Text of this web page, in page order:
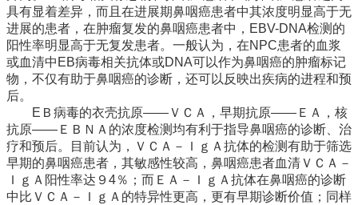
具有显着差异，而且在进展期鼻咽癌患者中其浓度明显高于无
进展的患者，在肿瘤复发的鼻咽癌患者中，EBV-DNA检测的
阳性率明显高于无复发患者。一般认为，在NPC患者的血浆
或血清中EB病毒相关抗体或DNA可以作为鼻咽癌的肿瘤标记
物，不仅有助于鼻咽癌的诊断，还可以反映出疾病的进程和预
后。
EＢ病毒的衣壳抗原――ＶＣＡ，早期抗原――ＥＡ，核
抗原――ＥＢＮＡ的浓度检测均有利于指导鼻咽癌的诊断、治
疗和预后。目前认为，ＶＣＡ－ＩｇＡ抗体的检测有助于筛选
早期的鼻咽癌患者，其敏感性较高，鼻咽癌患者血清ＶＣＡ－
ＩｇＡ阳性率达９4％；而ＥＡ－ＩｇＡ抗体在鼻咽癌的诊断
中比ＶＣＡ－ＩｇＡ的特异性更高，更有早期诊断价值；同样